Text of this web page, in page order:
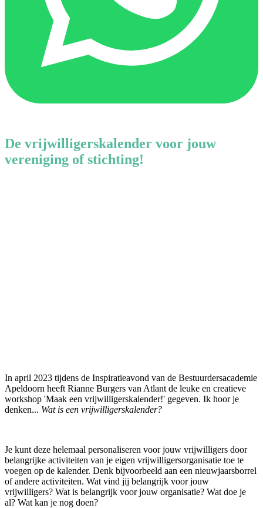
De vrijwilligerskalender voor jouw
vereniging of stichting!
In april 2023 tijdens de Inspiratieavond van de Bestuurdersacademie
Apeldoorn heeft Rianne Burgers van Atlant de leuke en creatieve
workshop 'Maak een vrijwilligerskalender!' gegeven. Ik hoor je
denken... Wat is een vrijwilligerskalender?
Je kunt deze helemaal personaliseren voor jouw vrijwilligers door
belangrijke activiteiten van je eigen vrijwilligersorganisatie toe te
voegen op de kalender. Denk bijvoorbeeld aan een nieuwjaarsborrel
of andere activiteiten. Wat vind jij belangrijk voor jouw
vrijwilligers? Wat is belangrijk voor jouw organisatie? Wat doe je
al? Wat kan je nog doen?